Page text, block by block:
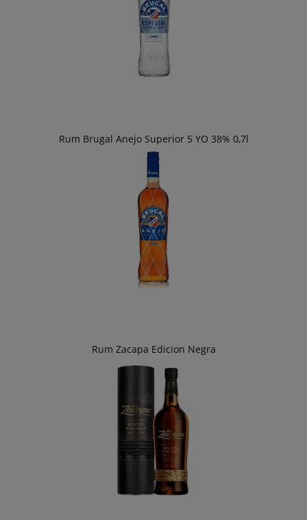
Rum Brugal Anejo Superior 5 YO 38% 0,7l
Rum Zacapa Edicion Negra